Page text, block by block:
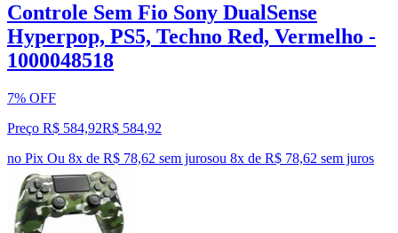
Controle Sem Fio Sony DualSense
Hyperpop, PS5, Techno Red, Vermelho -
1000048518
7% OFF
Preço R$ 584,92R$ 584,92
no Pix Ou 8x de R$ 78,62 sem jurosou 8x de R$ 78,62 sem juros